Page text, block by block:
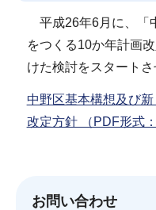
平成26年6月に、「
をつくる10か年計画
けた検討をスタートさ
中野区基本構想及び
改定方針 （PDF形式
お問い合わせ